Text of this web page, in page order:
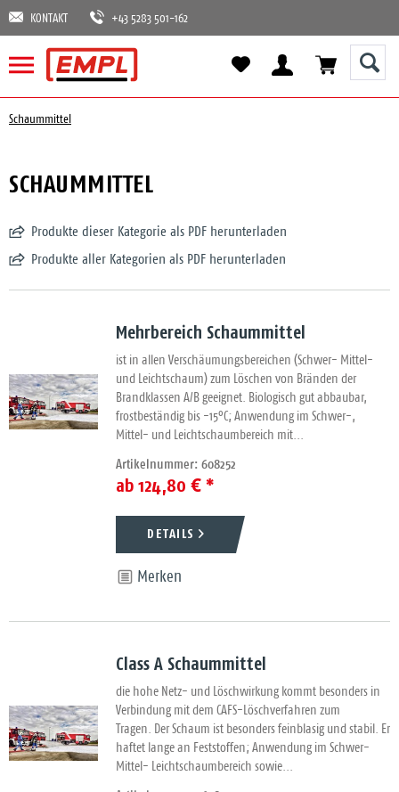
KONTAKT +43 5283 501-162
Schaummittel
SCHAUMMITTEL
Produkte dieser Kategorie als PDF herunterladen
Produkte aller Kategorien als PDF herunterladen
Mehrbereich Schaummittel
ist in allen Verschäumungsbereichen (Schwer- Mittel-
und Leichtschaum) zum Löschen von Bränden der
Brandklassen A/B geeignet. Biologisch gut abbaubar,
frostbeständig bis -15°C; Anwendung im Schwer-,
Mittel- und Leichtschaumbereich mit...
Artikelnummer: 608252
ab 124,80 € *
DETAILS
Merken
Class A Schaummittel
die hohe Netz- und Löschwirkung kommt besonders in
Verbindung mit dem CAFS-Löschverfahren zum
Tragen. Der Schaum ist besonders feinblasig und stabil. Er
haftet lange an Feststoffen; Anwendung im Schwer-
Mittel- Leichtschaumbereich sowie...